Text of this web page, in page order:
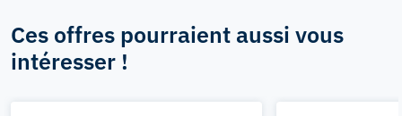
Ces offres pourraient aussi vous
intéresser !